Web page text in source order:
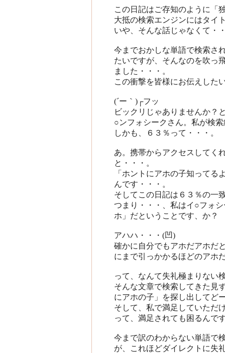
この日記はご存知のように「
大抵の検索エンジンにはタイ
いや、そんな話じゃなくて・
今までおかしな単語で検索さ
たいですが、そんなのを吹っ
ました・・・。
この衝撃を皆様にお伝えした
(´ー｀)┌フッ
ビックリじゃありませんか？
○ンフォシークさん。私が検
しかも、６３％って・・・。
あ。携帯からアクセスしてく
と・・・。
「ホントにアホの子知ってる
んです・・・。
そしてこの日記は６３％の一
つまり・・・、私はイ○フォ
ホ」だということです、か？
アハハ・・・(凹)
確かに自分でもアホだアホだ
にまで引っかかるほどのアホ
って、なんて失礼極まりない
そんな文章で検索してきた見
にアホの子」を探し出してど
そして、私で満足していただ
って、満足されても困るんで
今まで訳のわからない単語で
が、これほどダイレクトに失